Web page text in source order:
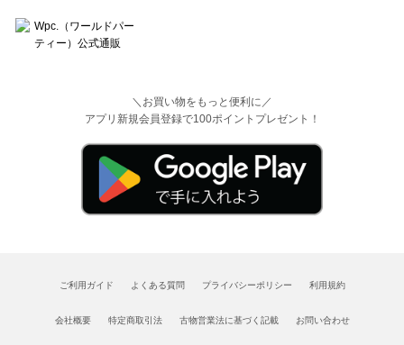
＼お買い物をもっと便利に／
アプリ新規会員登録で100ポイントプレゼント！
ご利用ガイド よくある質問 プライバシーポリシー 利用規約
会社概要 特定商取引法 古物営業法に基づく記載 お問い合わせ